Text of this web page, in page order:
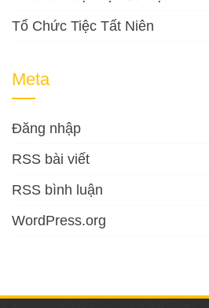
Tổ Chức Tiệc Tất Niên
Meta
Đăng nhập
RSS bài viết
RSS bình luận
WordPress.org